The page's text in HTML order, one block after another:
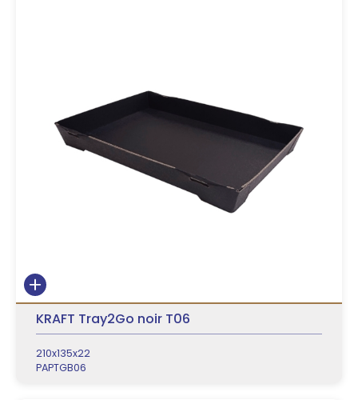
KRAFT Tray2Go noir T06
210x135x22
PAPTGB06